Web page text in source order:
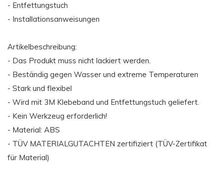
- Entfettungstuch
- Installationsanweisungen
Artikelbeschreibung:
- Das Produkt muss nicht lackiert werden.
- Beständig gegen Wasser und extreme Temperaturen
- Stark und flexibel
- Wird mit 3M Klebeband und Entfettungstuch geliefert.
- Kein Werkzeug erforderlich!
- Material: ABS
- TÜV MATERIALGUTACHTEN zertifiziert (TÜV-Zertifikat
für Material)